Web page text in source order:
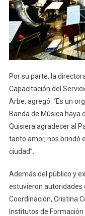
Por su parte, la
Capacitación del
Arbe, agregó: “Es un
Banda de Música haya
Quisiera agradecer al
tanto amor, nos brindó
ciudad”.
Además del público y
estuvieron autoridades
Coordinación, Cristina
Institutos de Formación